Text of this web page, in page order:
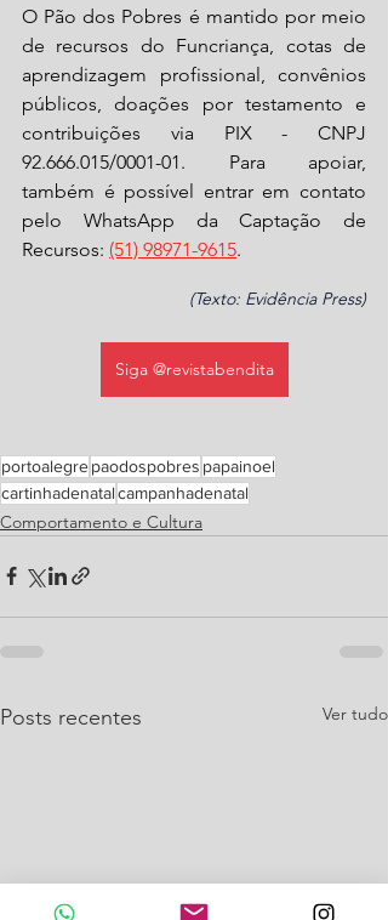
O Pão dos Pobres é mantido por meio
de recursos do Funcriança, cotas de
aprendizagem profissional, convênios
públicos, doações por testamento e
contribuições via PIX - CNPJ
92.666.015/0001-01. Para apoiar,
também é possível entrar em contato
pelo WhatsApp da Captação de
Recursos: (51) 98971-9615.
(Texto: Evidência Press)
Siga @revistabendita
portoalegrepaodospobres papainoel
cartinhadenatalcampanhadenatal
Comportamento e Cultura
Posts recentes Ver tudo